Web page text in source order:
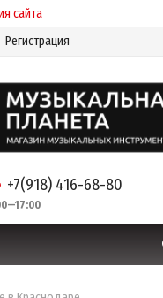
сайта
Регистрация
+7(918) 416-68-80